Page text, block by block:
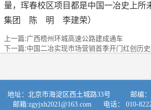
量，珲春校区项目都是中国一冶史上所
集团 陈 明 李建荣）
上一篇:广西梧州环城高速公路建成通车
下一篇:中国二冶实现市场营销首季开门红创历
地址：北京市海淀区西土城路33号 邮编：
邮箱:zgyjxh2021@163.com 电话： 010-